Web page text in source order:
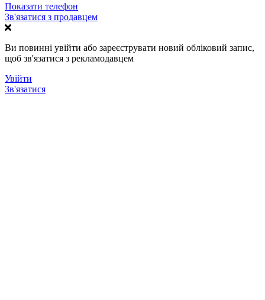
Показати телефон
Зв'язатися з продавцем
Ви повинні увійти або зареєструвати новий обліковий запис,
щоб зв'язатися з рекламодавцем
Увійти
Зв'язатися